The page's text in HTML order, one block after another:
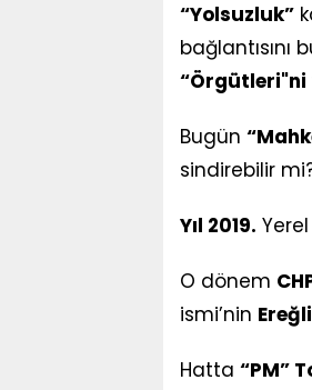
“Yolsuzluk”
bağlantısını
“Örgütleri"ni
Bugün
sindirebilir
Yıl 2019.
O dönem
ismi’nin
Hatta “PM”